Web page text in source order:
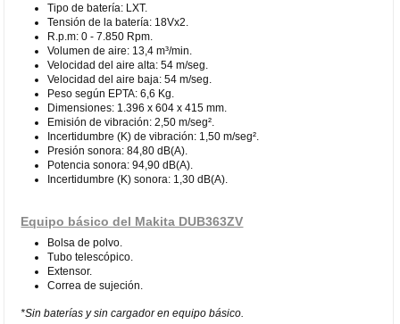
Tipo de batería: LXT.
Tensión de la batería: 18Vx2.
R.p.m: 0 - 7.850 Rpm.
Volumen de aire: 13,4 m³/min.
Velocidad del aire alta: 54 m/seg.
Velocidad del aire baja: 54 m/seg.
Peso según EPTA: 6,6 Kg.
Dimensiones: 1.396 x 604 x 415 mm.
Emisión de vibración: 2,50 m/seg².
Incertidumbre (K) de vibración: 1,50 m/seg².
Presión sonora: 84,80 dB(A).
Potencia sonora: 94,90 dB(A).
Incertidumbre (K) sonora: 1,30 dB(A).
Equipo básico del Makita DUB363ZV
Bolsa de polvo.
Tubo telescópico.
Extensor.
Correa de sujeción.
*Sin baterías y sin cargador en equipo básico.